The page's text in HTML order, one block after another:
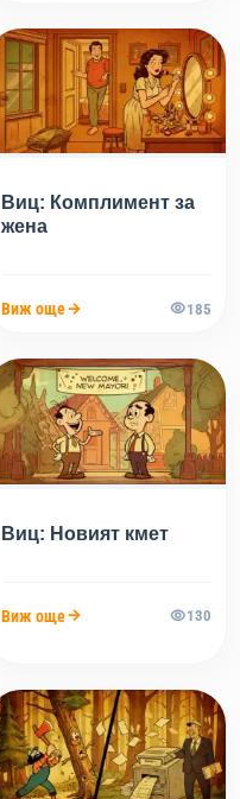
Виц: Комплимент за
жена
Виж още 185
Виц: Новият кмет
Виж още 130